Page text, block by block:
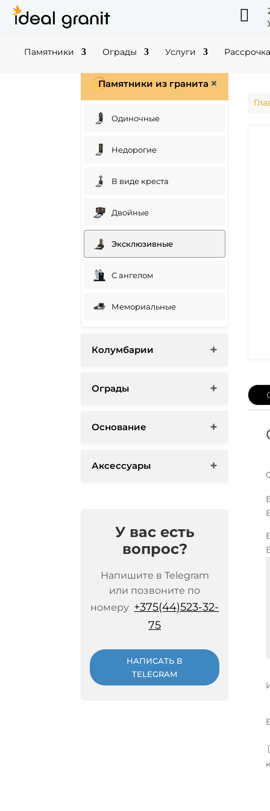

Памятники Ограды Услуги
Памятники из гранита
Одиночные
Недорогие
В виде креста
Двойные
Эксклюзивные
С ангелом
Мемориальные
Колумбарии
Ограды
Основание
Аксессуары
У вас есть
вопрос?
Напишите в Telegram
или позвоните по
номеру +375(44)523-32-
75
НАПИСАТЬ В
TELEGRAM